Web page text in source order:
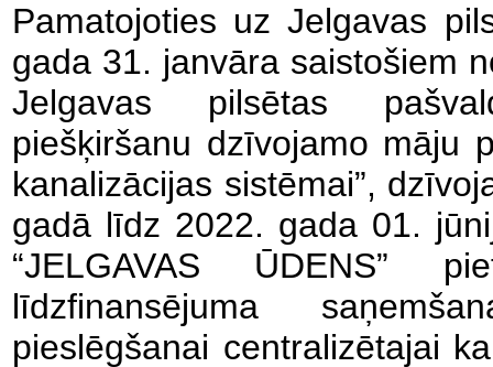
Pamatojoties uz Jelgavas
gada 31. janvāra saistošiem
Jelgavas pilsētas
piešķiršanu dzīvojamo māju
kanalizācijas sistēmai”,
gadā līdz 2022. gada 01.
“JELGAVAS ŪDENS”
līdzfinansējuma
pieslēgšanai centralizētajai